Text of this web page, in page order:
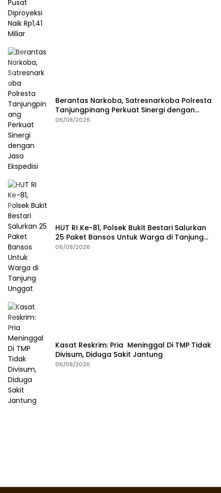
Berantas Narkoba, Satresnarkoba Polresta
Tanjungpinang Perkuat Sinergi dengan
Jasa Ekspedisi
06/08/2026
HUT RI Ke-81, Polsek Bukit Bestari Salurkan
25 Paket Bansos Untuk Warga di Tanjung
Unggat
06/08/2026
Kasat Reskrim: Pria Meninggal Di TMP Tidak
Divisum, Diduga Sakit Jantung
06/08/2026